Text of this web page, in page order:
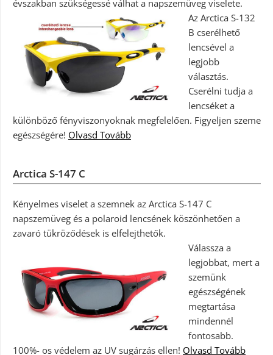
évszakban szükségessé válhat a napszemüveg viselete.
Az Arctica S-132
B cserélhető
lencsével a
legjobb
választás.
Cserélni tudja a
lencséket a
különböző fényviszonyoknak megfelelően. Figyeljen szeme
egészségére! Olvasd Tovább
Arctica S-147 C
Kényelmes viselet a szemnek az Arctica S-147 C
napszemüveg és a polaroid lencsének köszönhetően a
zavaró tükröződések is elfelejthetők.
Válassza a
legjobbat, mert a
szemünk
egészségének
megtartása
mindennél
fontosabb.
100%- os védelem az UV sugárzás ellen! Olvasd Tovább